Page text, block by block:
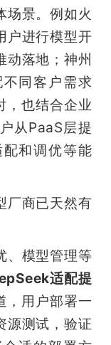
场景。例如火
户进行模型开
动落地；神州
同客户需求
，也结合企业
从PaaS层提
和调优等能
厂商已天然有
、模型管理等
适配提
，用户部署一
源测试，验证